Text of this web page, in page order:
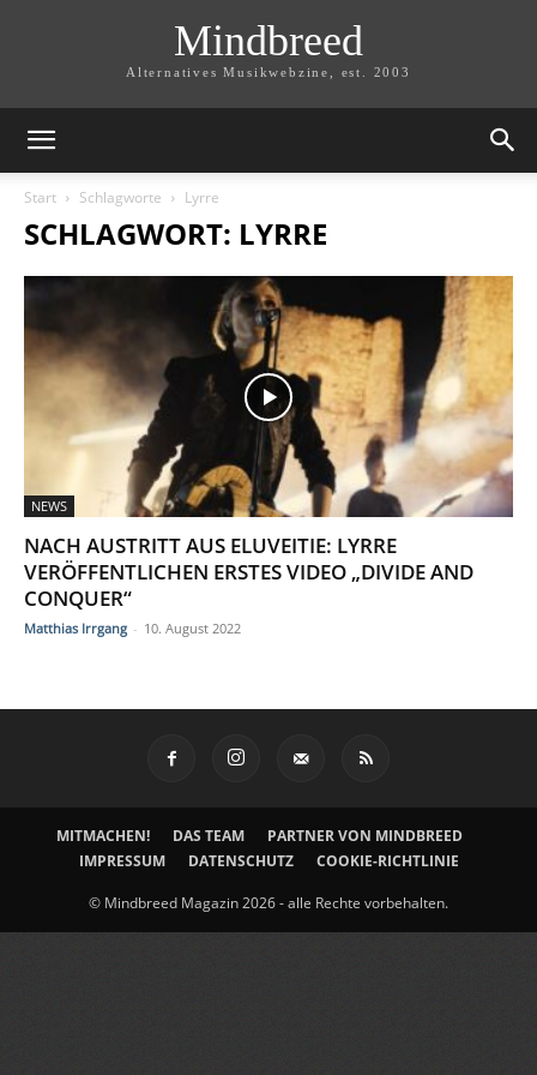
Mindbreed
Alternatives Musikwebzine, est. 2003
Start Schlagworte Lyrre
SCHLAGWORT: LYRRE
NEWS
NACH AUSTRITT AUS ELUVEITIE: LYRRE
VERÖFFENTLICHEN ERSTES VIDEO „DIVIDE AND
CONQUER“
Matthias Irrgang - 10. August 2022
MITMACHEN! DAS TEAM
PARTNER VON MINDBREED
IMPRESSUM
DATENSCHUTZ COOKIE-RICHTLINIE
© Mindbreed Magazin 2026 - alle Rechte vorbehalten.